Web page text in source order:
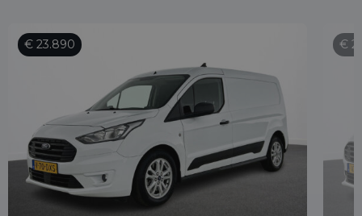
€ 23.890 €